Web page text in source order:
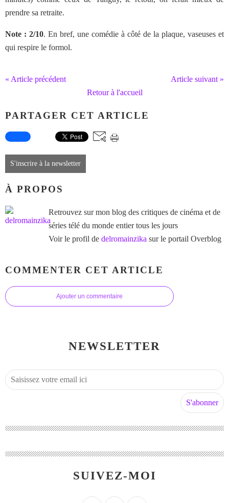
prendre sa retraite.
Note : 2/10. En bref, une comédie à côté de la plaque, vaseuses et
qui respire le formol.
« Article précédent
Article suivant »
Retour à l'accueil
PARTAGER CET ARTICLE
S'inscrire à la newsletter
À PROPOS
Retrouvez sur mon blog des critiques de cinéma et de
séries télé du monde entier tous les jours
Voir le profil de delromainzika sur le portail Overblog
COMMENTER CET ARTICLE
Ajouter un commentaire
NEWSLETTER
SUIVEZ-MOI